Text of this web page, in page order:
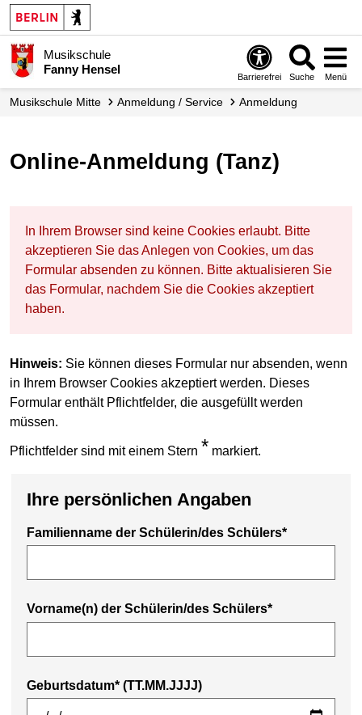
Musikschule
Fanny Hensel
Barrierefrei Suche Menü
Musikschule Mitte Anmeldung / Service Anmeldung
Online-Anmeldung (Tanz)
In Ihrem Browser sind keine Cookies erlaubt. Bitte
akzeptieren Sie das Anlegen von Cookies, um das
Formular absenden zu können. Bitte aktualisieren Sie
das Formular, nachdem Sie die Cookies akzeptiert
haben.
Hinweis: Sie können dieses Formular nur absenden, wenn
in Ihrem Browser Cookies akzeptiert werden. Dieses
Formular enthält Pflichtfelder, die ausgefüllt werden
müssen.
Pflichtfelder sind mit einem Stern * markiert.
Ihre persönlichen Angaben
Familienname der Schülerin/des Schülers*
Vorname(n) der Schülerin/des Schülers*
Geburtsdatum* (TT.MM.JJJJ)